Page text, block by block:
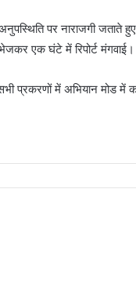
पर नाराजगी जताते
एक घंटे में रिपोर्ट मंगवाई।
में अभियान मोड में